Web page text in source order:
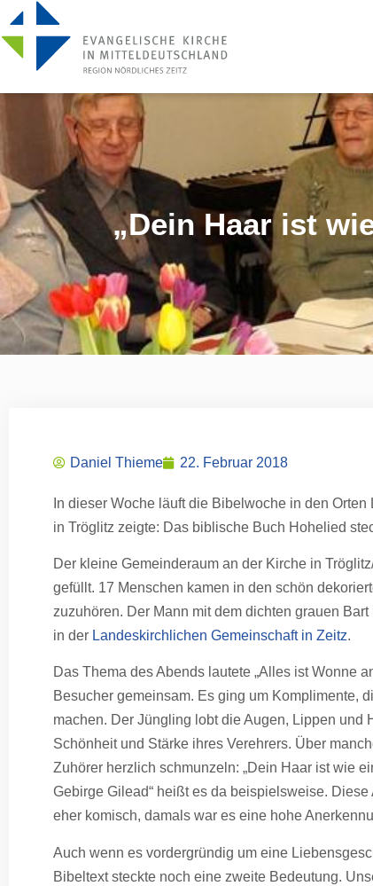
„Dein Haar ist
Daniel Thieme 22. Februar 2018
In dieser Woche läuft die Bibelwoche in den
in Tröglitz zeigte: Das biblische Buch Hohelied
Der kleine Gemeinderaum an der Kirche in
gefüllt. 17 Menschen kamen in den schön
zuzuhören. Der Mann mit dem dichten grauen
in der Landeskirchlichen Gemeinschaft in Zeitz.
Das Thema des Abends lautete „Alles ist Wonne
Besucher gemeinsam. Es ging um Komplimente,
machen. Der Jüngling lobt die Augen, Lippen und
Schönheit und Stärke ihres Verehrers. Über
Zuhörer herzlich schmunzeln: „Dein Haar ist wie
Gebirge Gilead“ heißt es da beispielsweise.
eher komisch, damals war es eine hohe
Auch wenn es vordergründig um eine
Bibeltext steckte noch eine zweite Bedeutung.